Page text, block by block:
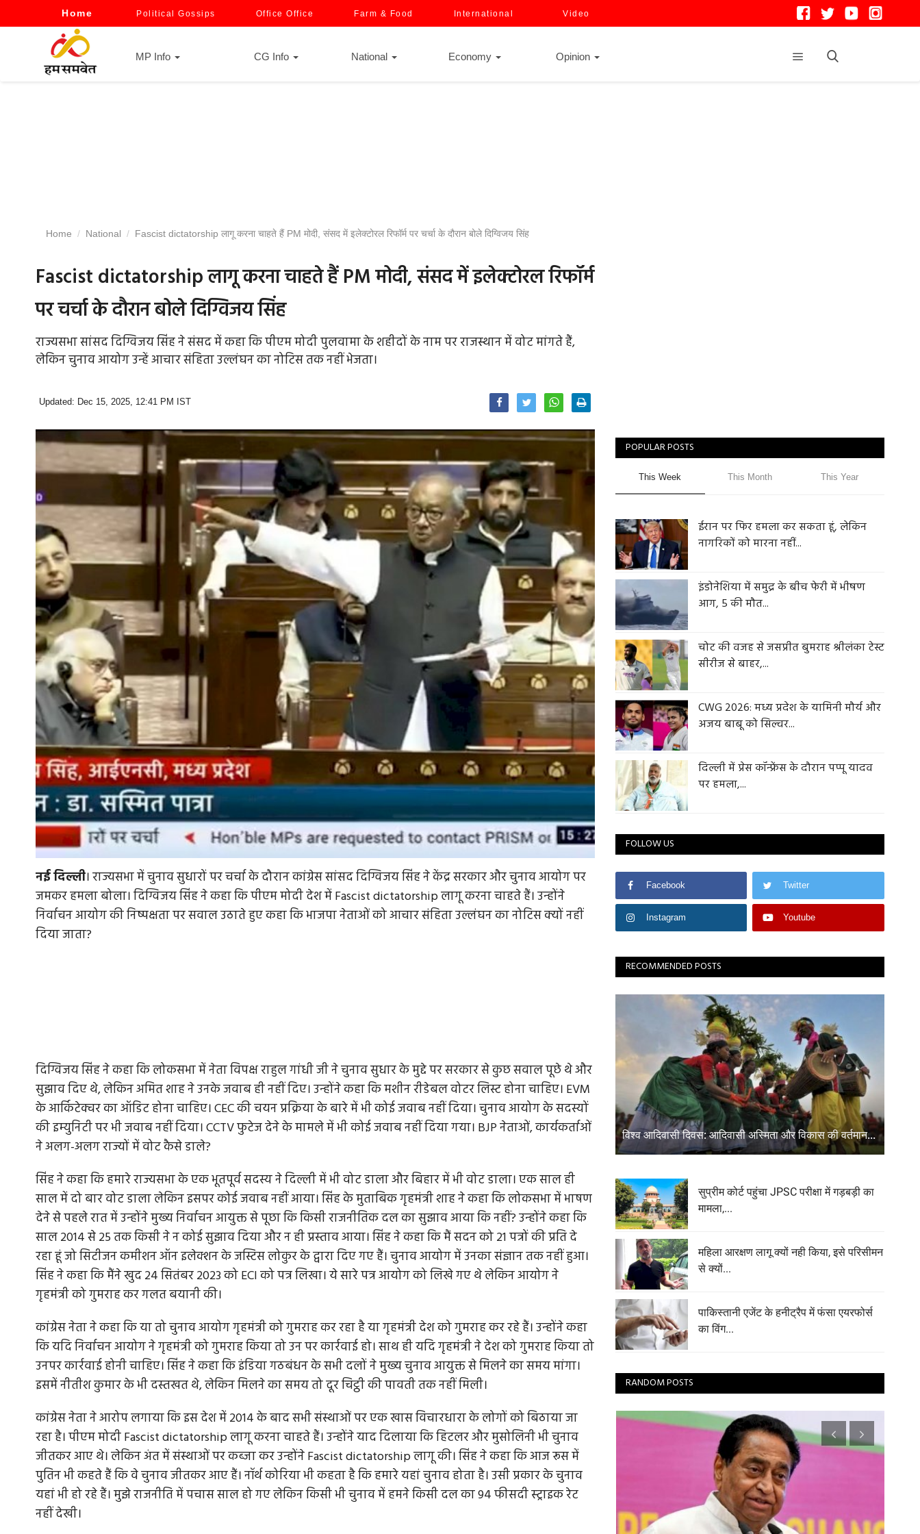
Home Political Gossips Office Office Farm & Food International Video
MP Info CG Info National Economy Opinion
Home National Fascist dictatorship लागू करना चाहते हैं PM मोदी, संसद में इलेक्टोरल रिफॉर्म पर चर्चा के दौरान बोले दिग्विजय सिंह
Fascist dictatorship लागू करना चाहते हैं PM मोदी, संसद में इलेक्टोरल रिफॉर्म
पर चर्चा के दौरान बोले दिग्विजय सिंह
राज्यसभा सांसद दिग्विजय सिंह ने संसद में कहा कि पीएम मोदी पुलवामा के शहीदों के नाम पर राजस्थान में वोट मांगते हैं,
लेकिन चुनाव आयोग उन्हें आचार संहिता उल्लंघन का नोटिस तक नहीं भेजता।
Updated: Dec 15, 2025, 12:41 PM IST
नईदिल्ली। राज्यसभा में चुनाव सुधारों पर चर्चा के दौरान कांग्रेस सांसद दिग्विजय सिंह ने केंद्र सरकार और चुनाव आयोग पर
जमकर हमला बोला। दिग्विजय सिंह ने कहा कि पीएम मोदी देश में Fascist dictatorship लागू करना चाहते हैं। उन्होंने
निर्वाचन आयोग की निष्पक्षता पर सवाल उठाते हुए कहा कि भाजपा नेताओं को आचार संहिता उल्लंघन का नोटिस क्यों नहीं
दिया जाता?
दिग्विजय सिंह ने कहा कि लोकसभा में नेता विपक्ष राहुल गांधी जी ने चुनाव सुधार के मुद्दे पर सरकार से कुछ सवाल पूछे थे और
सुझाव दिए थे, लेकिन अमित शाह ने उनके जवाब ही नहीं दिए। उन्होंने कहा कि मशीन रीडेबल वोटर लिस्ट होना चाहिए। EVM
के आर्किटेक्चर का ऑडिट होना चाहिए। CEC की चयन प्रक्रिया के बारे में भी कोई जवाब नहीं दिया। चुनाव आयोग के सदस्यों
की इम्युनिटी पर भी जवाब नहीं दिया। CCTV फुटेज देने के मामले में भी कोई जवाब नहीं दिया गया। BJP नेताओं, कार्यकर्ताओं
ने अलग-अलग राज्यों में वोट कैसे डाले?
सिंह ने कहा कि हमारे राज्यसभा के एक भूतपूर्व सदस्य ने दिल्ली में भी वोट डाला और बिहार में भी वोट डाला। एक साल ही
साल में दो बार वोट डाला लेकिन इसपर कोई जवाब नहीं आया। सिंह के मुताबिक गृहमंत्री शाह ने कहा कि लोकसभा में भाषण
देने से पहले रात में उन्होंने मुख्य निर्वाचन आयुक्त से पूछा कि किसी राजनीतिक दल का सुझाव आया कि नहीं? उन्होंने कहा कि
साल 2014 से 25 तक किसी ने न कोई सुझाव दिया और न ही प्रस्ताव आया। सिंह ने कहा कि मैं सदन को 21 पत्रों की प्रति दे
रहा हूं जो सिटीजन कमीशन ऑन इलेक्शन के जस्टिस लोकुर के द्वारा दिए गए हैं। चुनाव आयोग में उनका संज्ञान तक नहीं हुआ।
सिंह ने कहा कि मैंने खुद 24 सितंबर 2023 को ECI को पत्र लिखा। ये सारे पत्र आयोग को लिखे गए थे लेकिन आयोग ने
गृहमंत्री को गुमराह कर गलत बयानी की।
कांग्रेस नेता ने कहा कि या तो चुनाव आयोग गृहमंत्री को गुमराह कर रहा है या गृहमंत्री देश को गुमराह कर रहे हैं। उन्होंने कहा
कि यदि निर्वाचन आयोग ने गृहमंत्री को गुमराह किया तो उन पर कार्रवाई हो। साथ ही यदि गृहमंत्री ने देश को गुमराह किया तो
उनपर कार्रवाई होनी चाहिए। सिंह ने कहा कि इंडिया गठबंधन के सभी दलों ने मुख्य चुनाव आयुक्त से मिलने का समय मांगा।
इसमें नीतीश कुमार के भी दस्तखत थे, लेकिन मिलने का समय तो दूर चिट्ठी की पावती तक नहीं मिली।
कांग्रेस नेता ने आरोप लगाया कि इस देश में 2014 के बाद सभी संस्थाओं पर एक खास विचारधारा के लोगों को बिठाया जा
रहा है। पीएम मोदी Fascist dictatorship लागू करना चाहते हैं। उन्होंने याद दिलाया कि हिटलर और मुसोलिनी भी चुनाव
जीतकर आए थे। लेकिन अंत में संस्थाओं पर कब्जा कर उन्होंने Fascist dictatorship लागू की। सिंह ने कहा कि आज रूस में
पुतिन भी कहते हैं कि वे चुनाव जीतकर आए हैं। नॉर्थ कोरिया भी कहता है कि हमारे यहां चुनाव होता है। उसी प्रकार के चुनाव
यहां भी हो रहे हैं। मुझे राजनीति में पचास साल हो गए लेकिन किसी भी चुनाव में हमने किसी दल का 94 फीसदी स्ट्राइक रेट
नहीं देखी।
POPULAR POSTS
This Week This Month This Year
ईरान पर फिर हमला कर सकता हूं, लेकिन
नागरिकों को मारना नहीं...
इंडोनेशिया में समुद्र के बीच फेरी में भीषण
आग, 5 की मौत...
चोट की वजह से जसप्रीत बुमराह श्रीलंका टेस्ट
सीरीज से बाहर,...
CWG 2026: मध्य प्रदेश के यामिनी मौर्य और
अजय बाबू को सिल्वर...
दिल्ली में प्रेस कॉन्फ्रेंस के दौरान पप्पू यादव
पर हमला,...
FOLLOW US
Facebook Twitter
Instagram Youtube
RECOMMENDED POSTS
विश्व आदिवासी दिवस: आदिवासी अस्मिता और विकास की वर्तमान...
सुप्रीम कोर्ट पहुंचा JPSC परीक्षा में गड़बड़ी का
मामला,...
महिला आरक्षण लागू क्यों नही किया, इसे परिसीमन
से क्यों...
पाकिस्तानी एजेंट के हनीट्रैप में फंसा एयरफोर्स
का विंग...
RANDOM POSTS